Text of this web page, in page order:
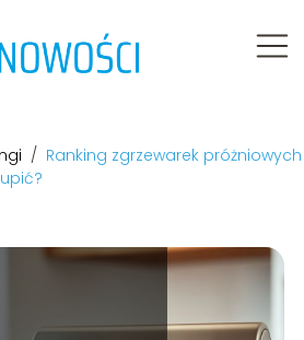
/ Ranking zgrzewarek próżniowych